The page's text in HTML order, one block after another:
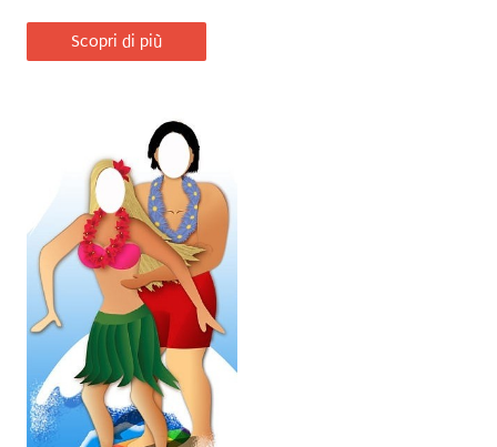
Scopri di più